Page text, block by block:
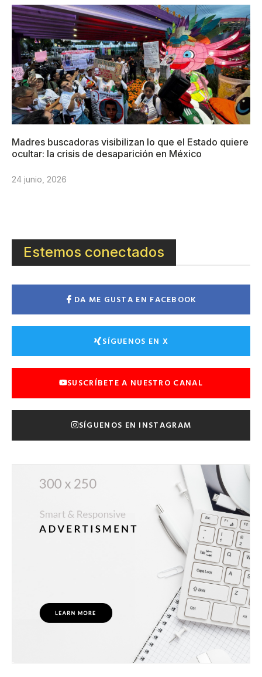
Madres buscadoras visibilizan lo que el Estado quiere
ocultar: la crisis de desaparición en México
24 junio, 2026
Estemos conectados
DA ME GUSTA EN FACEBOOK
SÍGUENOS EN X
SUSCRÍBETE A NUESTRO CANAL
SÍGUENOS EN INSTAGRAM